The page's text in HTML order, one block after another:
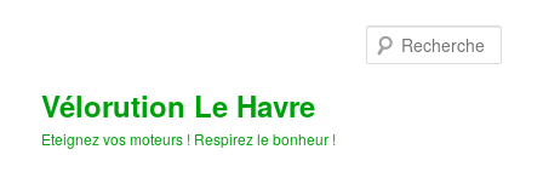
Vélorution Le Havre
Eteignez vos moteurs ! Respirez le bonheur !